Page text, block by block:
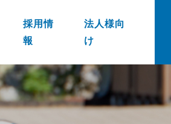
採用情
報
法人様向
け